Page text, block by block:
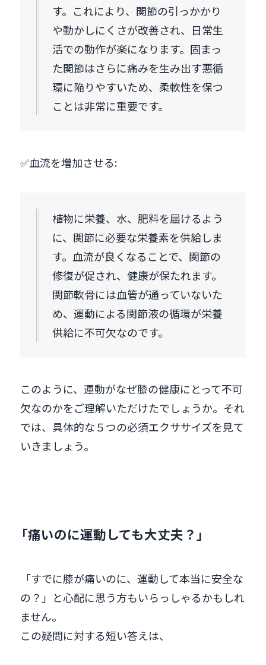
す。これにより、関節の引っかかり
や動かしにくさが改善され、日常生
活での動作が楽になります。固まっ
た関節はさらに痛みを生み出す悪循
環に陥りやすいため、柔軟性を保つ
ことは非常に重要です。
✅血流を増加させる:
植物に栄養、水、肥料を届けるよう
に、関節に必要な栄養素を供給しま
す。血流が良くなることで、関節の
修復が促され、健康が保たれます。
関節軟骨には血管が通っていないた
め、運動による関節液の循環が栄養
供給に不可欠なのです。
このように、運動がなぜ膝の健康にとって不可
欠なのかをご理解いただけたでしょうか。それ
では、具体的な５つの必須エクササイズを見て
いきましょう。
「痛いのに運動しても大丈夫？」
「すでに膝が痛いのに、運動して本当に安全な
の？」と心配に思う方もいらっしゃるかもしれ
ません。
この疑問に対する短い答えは、